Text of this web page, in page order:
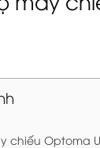
chiếu Optoma